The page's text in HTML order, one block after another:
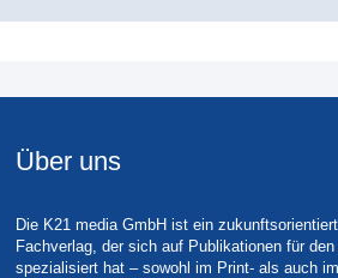
Über uns
Die K21 media GmbH ist ein
Fachverlag, der sich auf Publikationen für
spezialisiert hat – sowohl im Print- als auch im